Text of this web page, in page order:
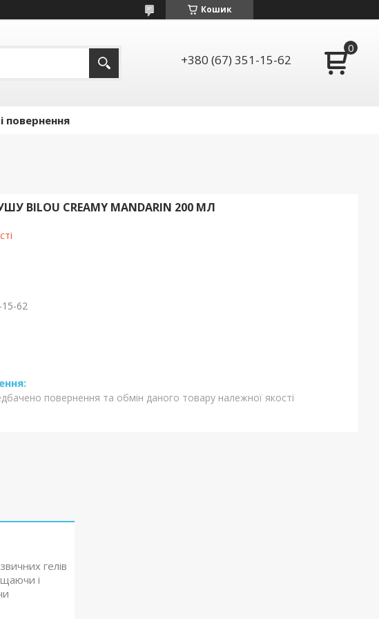
Кошик
+380 (67) 351-15-62
повернення
BILOU CREAMY MANDARIN 200 МЛ
62
повернення та обмін даного товару належної якості
гелів
і